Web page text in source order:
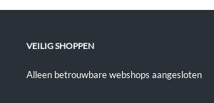
VEILIG SHOPPEN
Alleen betrouwbare webshops aangesloten